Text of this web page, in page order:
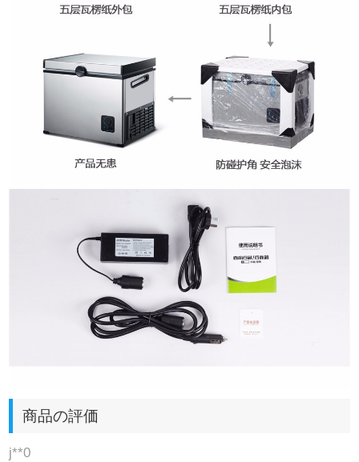
商品の評価
j**0